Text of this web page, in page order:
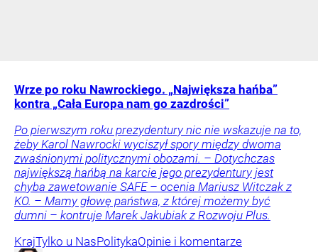
Wrze po roku Nawrockiego. „Największa hańba”
kontra „Cała Europa nam go zazdrości”
Po pierwszym roku prezydentury nic nie wskazuje na to,
żeby Karol Nawrocki wyciszył spory między dwoma
zwaśnionymi politycznymi obozami. – Dotychczas
największą hańbą na karcie jego prezydentury jest
chyba zawetowanie SAFE – ocenia Mariusz Witczak z
KO. – Mamy głowę państwa, z której możemy być
dumni – kontruje Marek Jakubiak z Rozwoju Plus.
KrajTylko u NasPolitykaOpinie i komentarze